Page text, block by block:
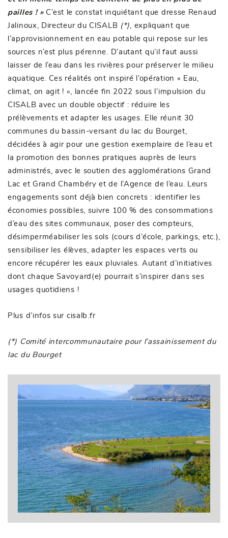
pailles ! »C’est le constat inquiétant que dresse Renaud
Jalinoux, Directeur du CISALB (*), expliquant que
l’approvisionnement en eau potable qui repose sur les
sources n’est plus pérenne. D’autant qu’il faut aussi
laisser de l’eau dans les rivières pour préserver le milieu
aquatique. Ces réalités ont inspiré l’opération « Eau,
climat, on agit ! », lancée fin 2022 sous l’impulsion du
CISALB avec un double objectif : réduire les
prélèvements et adapter les usages. Elle réunit 30
communes du bassin-versant du lac du Bourget,
décidées à agir pour une gestion exemplaire de l’eau et
la promotion des bonnes pratiques auprès de leurs
administrés, avec le soutien des agglomérations Grand
Lac et Grand Chambéry et de l’Agence de l’eau. Leurs
engagements sont déjà bien concrets : identifier les
économies possibles, suivre 100 % des consommations
d’eau des sites communaux, poser des compteurs,
désimperméabiliser les sols (cours d’école, parkings, etc.),
sensibiliser les élèves, adapter les espaces verts ou
encore récupérer les eaux pluviales. Autant d’initiatives
dont chaque Savoyard(e) pourrait s’inspirer dans ses
usages quotidiens !
Plus d’infos sur cisalb.fr
(*) Comité intercommunautaire pour l’assainissement du
lac du Bourget